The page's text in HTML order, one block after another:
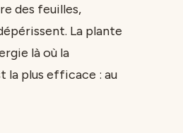
des feuilles,
La plante
là où la
la plus efficace : au